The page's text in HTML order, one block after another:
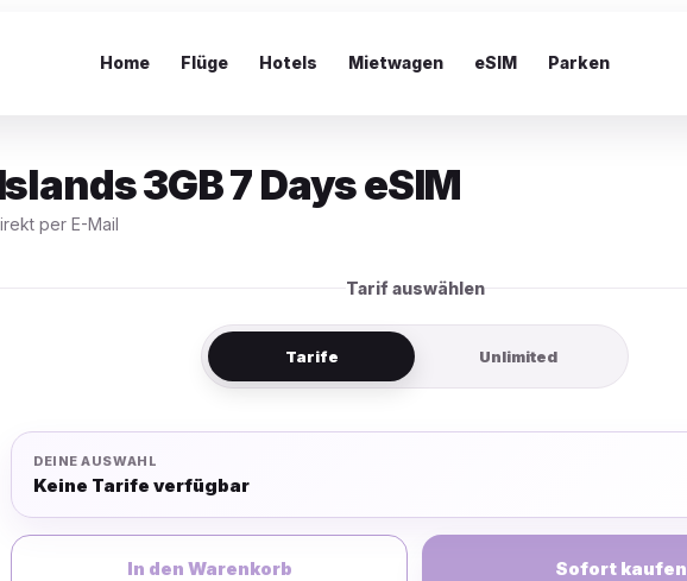
Home Flüge Hotels Mietwagen eSIM Parken
3GB 7 Days eSIM
per E-Mail
Tarif auswählen
Tarife Unlimited
DEINE AUSWAHL
Keine Tarife verfügbar
In den Warenkorb Sofort kaufen